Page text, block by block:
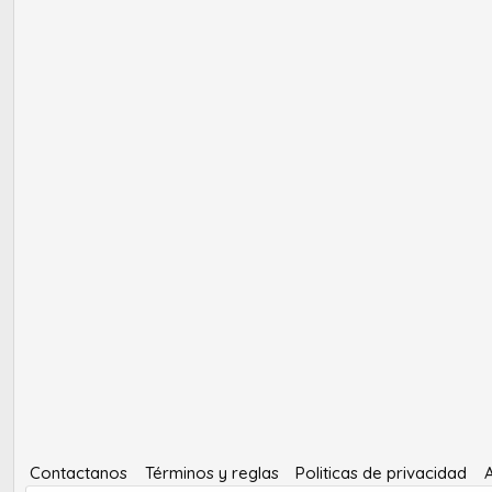
Contactanos Términos y reglas Politicas de privacidad